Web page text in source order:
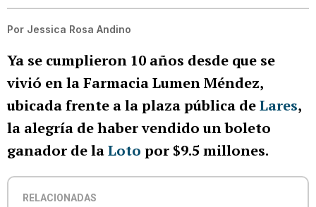
Por Jessica Rosa Andino
Ya se cumplieron 10 años desde que se
vivió en la Farmacia Lumen Méndez,
ubicada frente a la plaza pública deLares,
la alegría de haber vendido un boleto
ganador de laLoto por $9.5 millones.
RELACIONADAS